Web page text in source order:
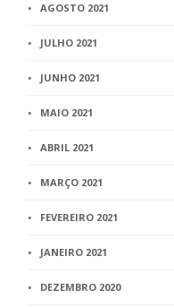
AGOSTO 2021
JULHO 2021
JUNHO 2021
MAIO 2021
ABRIL 2021
MARÇO 2021
FEVEREIRO 2021
JANEIRO 2021
DEZEMBRO 2020